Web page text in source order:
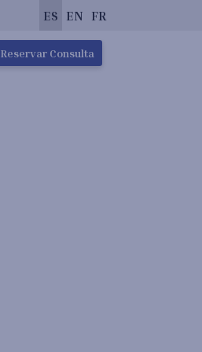
ES EN FR
Reservar Consulta